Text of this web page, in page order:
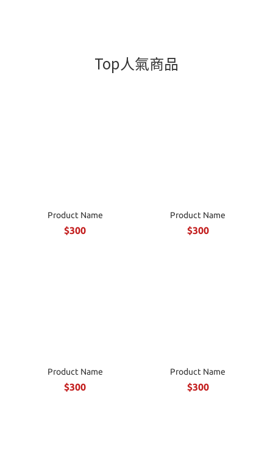
Top人氣商品
Product Name
$300
Product Name
$300
Product Name
$300
Product Name
$300